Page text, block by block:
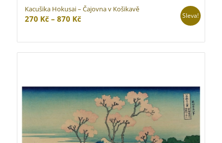
Kacušika Hokusai – Čajovna v Košikavě
270 Kč – 870 KčRozpětí
270 Kč
až
Sleva!